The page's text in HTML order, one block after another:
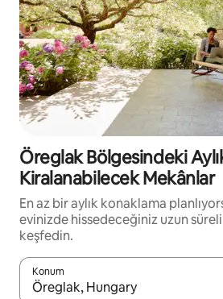
Öreglak Bölgesindeki
Kiralanabilecek Mekânlar
En az bir aylık konaklama
evinizde hissedeceğiniz uzun
keşfedin.
Konum
Sonuçlar kullanılabilir olduğunda